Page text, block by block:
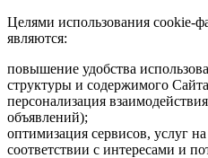
Целями использования cookie-
являются:
повышение удобства
структуры и содержимого
персонализация
объявлений);
оптимизация сервисов, услуг
соответствии с интересами и